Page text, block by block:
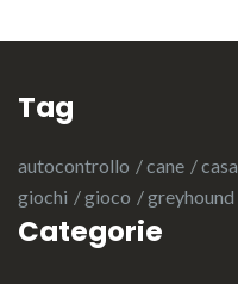
Tag
autocontrollo cane casa
giochi
gioco greyhound
Categorie